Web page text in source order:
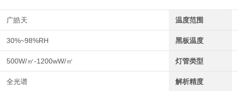
广皓天 温度范围
30%~98%RH 黑板温度
500W/㎡-1200wW/㎡ 灯管类型
全光谱 解析精度